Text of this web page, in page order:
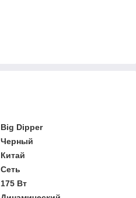
Big Dipper
Черный
Китай
Сеть
175 Вт